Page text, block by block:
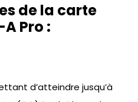
de la carte
Pro :
d’atteindre jusqu’à